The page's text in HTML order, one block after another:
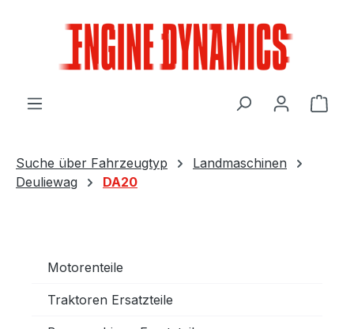
Suche über Fahrzeugtyp
Landmaschinen
Deuliewag
DA20
Motorenteile
Traktoren Ersatzteile